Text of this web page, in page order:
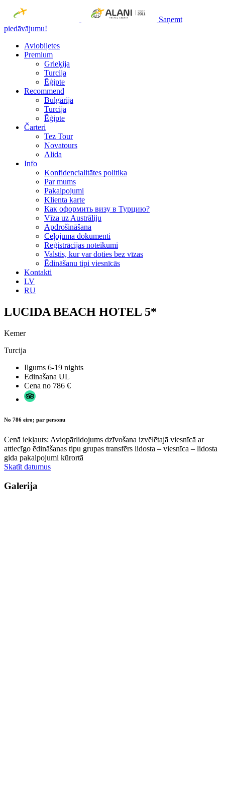
Saņemt
piedāvājumu!
Aviobiļetes
Premium
Grieķija
Turcija
Ēģipte
Recommend
Bulgārija
Turcija
Ēģipte
Čarteri
Tez Tour
Novatours
Alida
Info
Konfidencialitātes politika
Par mums
Рakalpojumi
Klienta karte
Как оформить визу в Турцию?
Vīza uz Austrāliju
Apdrošināšana
Ceļojuma dokumenti
Reģistrācijas noteikumi
Valstis, kur var doties bez vīzas
Ēdināšanu tipi viesnīcās
Kontakti
LV
RU
LUCIDA BEACH HOTEL 5*
Kemer
Turcija
Ilgums 6-19 nights
Ēdinašana UL
Cena no 786 €
No 786 eiro; par personu
Cenā iekļauts: Aviopārlidojums dzīvošana izvēlētajā viesnīcā ar
attiecīgo ēdināšanas tipu grupas transfērs lidosta – viesnīca – lidosta
gida pakalpojumi kūrortā
Skatīt datumus
Galerija